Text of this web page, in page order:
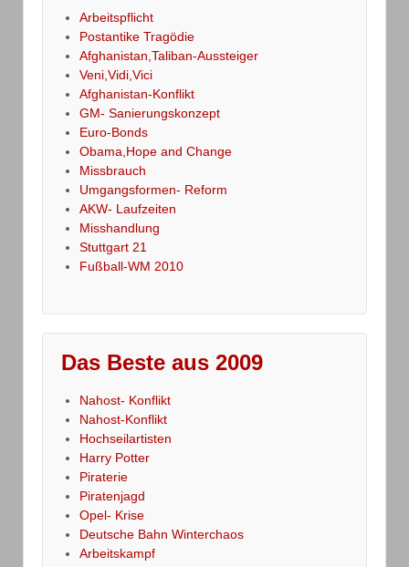
Arbeitspflicht
Postantike Tragödie
Afghanistan,Taliban-Aussteiger
Veni,Vidi,Vici
Afghanistan-Konflikt
GM- Sanierungskonzept
Euro-Bonds
Obama,Hope and Change
Missbrauch
Umgangsformen- Reform
AKW- Laufzeiten
Misshandlung
Stuttgart 21
Fußball-WM 2010
Das Beste aus 2009
Nahost- Konflikt
Nahost-Konflikt
Hochseilartisten
Harry Potter
Piraterie
Piratenjagd
Opel- Krise
Deutsche Bahn Winterchaos
Arbeitskampf